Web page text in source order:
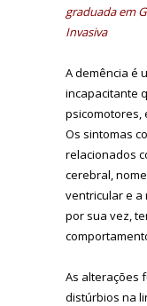
graduada em
Invasiva
A demência é
incapacitante
psicomotores,
Os sintomas
relacionados
cerebral,
ventricular e a
por sua vez,
As alterações
distúrbios na